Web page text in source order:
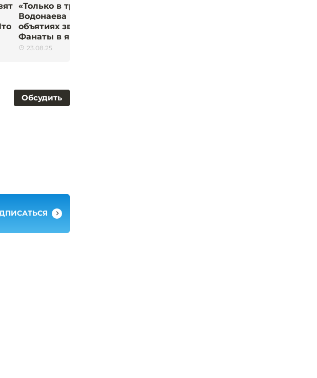
«Только в трусы не залез»:
Водонаева искупалась в
объятиях звезды Голливуда.
Фанаты в ярости
23.08.25
Обсудить